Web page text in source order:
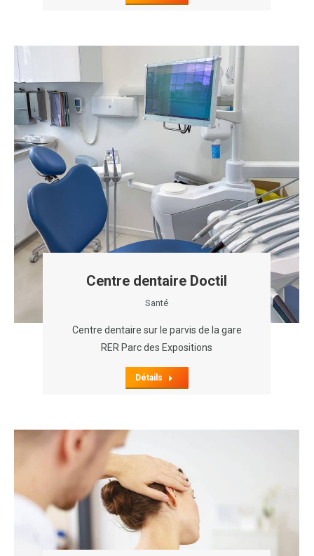
Centre dentaire Doctil
Santé
Centre dentaire sur le parvis de la gare
RER Parc des Expositions
Détails